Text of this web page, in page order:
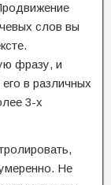
слов вы
фразу, и
в различных
3-х
Не